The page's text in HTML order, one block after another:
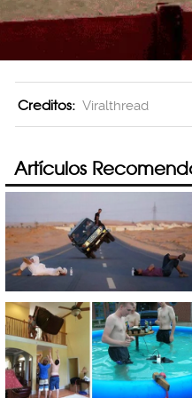
Creditos: Viralthread
Artículos